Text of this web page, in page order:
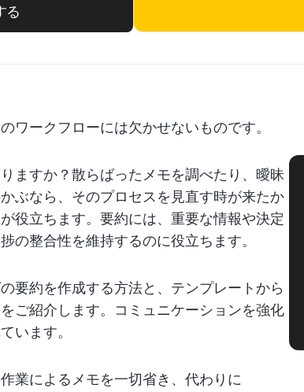
る
ワークフローには欠かせないものです。
ますか？散らばったメモを調べたり、曖昧
ぶなら、そのプロセスを見直す時が来たか
役立ちます。要約には、重要な情報や決定
の整合性を維持するのに役立ちます。
要約を作成する方法と、テンプレートから
ご紹介します。コミュニケーションを強化
います。
業によるメモを一切省き、代わりに